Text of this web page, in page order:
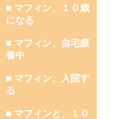
■ マフィン、１０歳
になる
■ マフィン、自宅療
養中
■ マフィン、入院す
る
■ マフィンと、１０